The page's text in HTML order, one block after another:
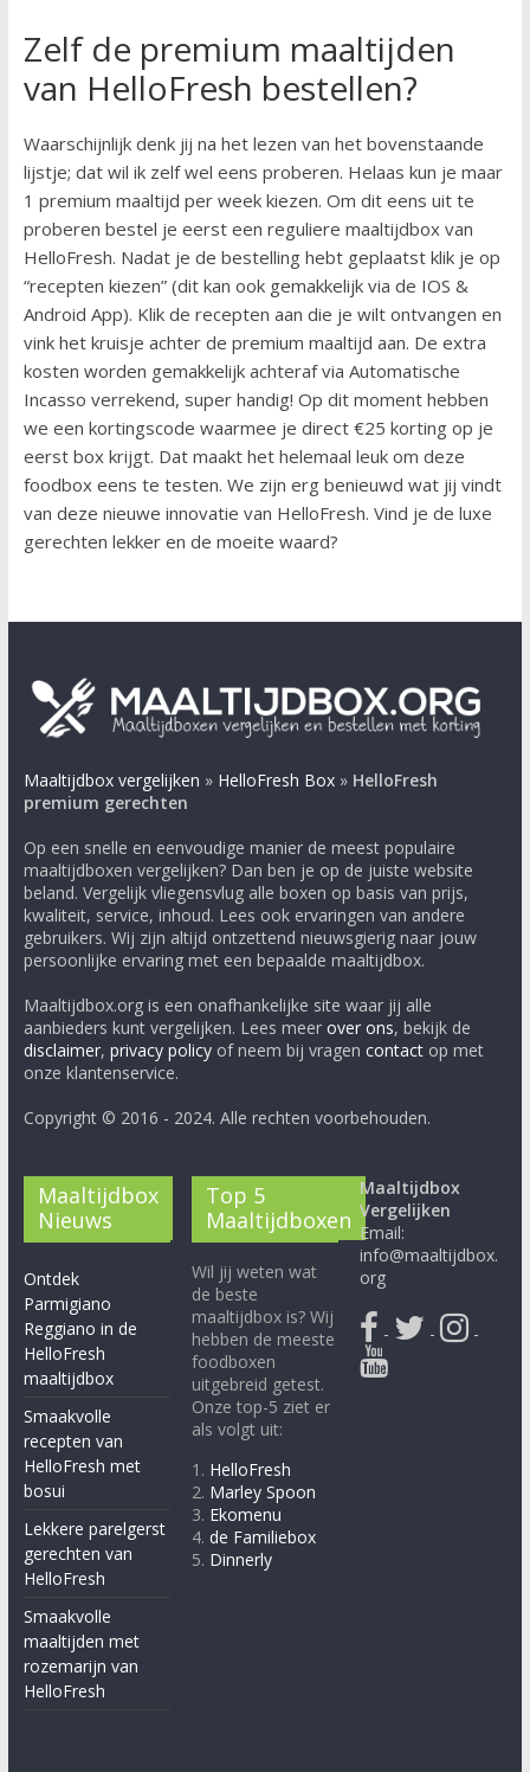
Zelf de premium maaltijden
van HelloFresh bestellen?
Waarschijnlijk denk jij na het lezen van het bovenstaande
lijstje; dat wil ik zelf wel eens proberen. Helaas kun je maar
1 premium maaltijd per week kiezen. Om dit eens uit te
proberen bestel je eerst een reguliere maaltijdbox van
HelloFresh. Nadat je de bestelling hebt geplaatst klik je op
“recepten kiezen” (dit kan ook gemakkelijk via de IOS &
Android App). Klik de recepten aan die je wilt ontvangen en
vink het kruisje achter de premium maaltijd aan. De extra
kosten worden gemakkelijk achteraf via Automatische
Incasso verrekend, super handig! Op dit moment hebben
we een kortingscode waarmee je direct €25 korting op je
eerst box krijgt. Dat maakt het helemaal leuk om deze
foodbox eens te testen. We zijn erg benieuwd wat jij vindt
van deze nieuwe innovatie van HelloFresh. Vind je de luxe
gerechten lekker en de moeite waard?
Maaltijdbox vergelijken » HelloFresh Box» HelloFresh
premium gerechten
Op een snelle en eenvoudige manier de meest populaire
maaltijdboxen vergelijken? Dan ben je op de juiste website
beland. Vergelijk vliegensvlug alle boxen op basis van prijs,
kwaliteit, service, inhoud. Lees ook ervaringen van andere
gebruikers. Wij zijn altijd ontzettend nieuwsgierig naar jouw
persoonlijke ervaring met een bepaalde maaltijdbox.
Maaltijdbox.org is een onafhankelijke site waar jij alle
aanbieders kunt vergelijken. Lees meer over ons, bekijk de
disclaimer, privacy policyof neem bij vragen contactop met
onze klantenservice.
Copyright © 2016 - 2024. Alle rechten voorbehouden.
Maaltijdbox
Nieuws
Ontdek
Parmigiano
Reggiano in de
HelloFresh
maaltijdbox
Smaakvolle
recepten van
HelloFresh met
bosui
Lekkere parelgerst
gerechten van
HelloFresh
Smaakvolle
maaltijden met
rozemarijn van
HelloFresh
Top 5
Maaltijdboxen
Wil jij weten wat
de beste
maaltijdbox is? Wij
hebben de meeste
foodboxen
uitgebreid getest.
Onze top-5 ziet er
als volgt uit:
1. HelloFresh
2. Marley Spoon
3. Ekomenu
4.de Familiebox
5. Dinnerly
Maaltijdbox
Vergelijken
Email:
info@maaltijdbox.
org
- - -